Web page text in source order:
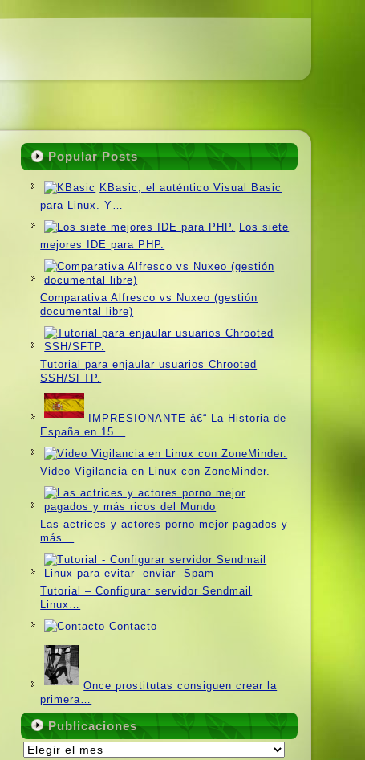
Popular Posts
KBasic, el auténtico Visual Basic
para Linux. Y…
Los siete
mejores IDE para PHP.
Comparativa Alfresco vs Nuxeo (gestión
documental libre)
Tutorial para enjaular usuarios Chrooted
SSH/SFTP.
IMPRESIONANTE â€“ La Historia de
España en 15…
Video Vigilancia en Linux con ZoneMinder.
Las actrices y actores porno mejor pagados y
más…
Tutorial – Configurar servidor Sendmail
Linux…
Contacto
Once prostitutas consiguen crear la
primera…
Publicaciones
Publicaciones